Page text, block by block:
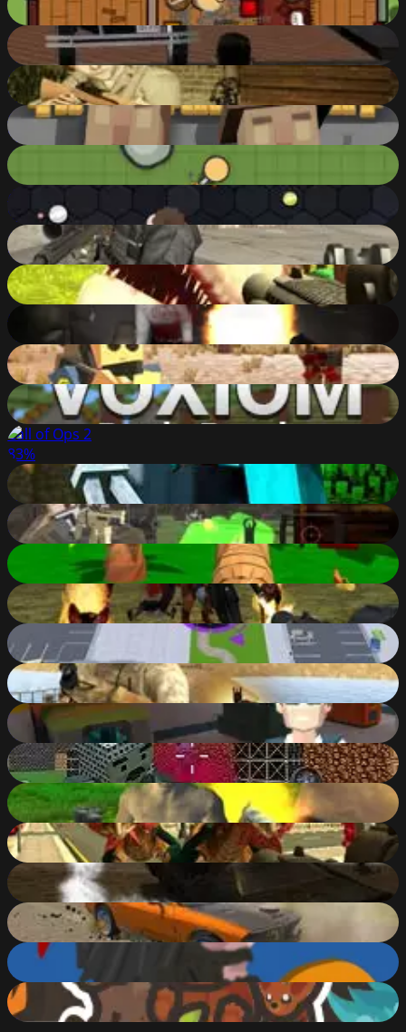
85
Downtown 1930s
10
WWII - Medal of Valor
83
%
Krunker.io
87
ZombsRoyale.io
87
EvoWars.io
83
Masked Forces Unlimited
90%
Dinosaur Hunter Dino City
74%
Let's Kill Jeff The Killer: Abandoned
73
Blocky Battle Royale
86%
Voxiom.io - Voxel Shooter Featuring Battle Royale!
90%
Call of Ops 2
83%
Block World
81
Extreme Pixel Gun Apocalypse 3
89%
Tiger Simulator 3D
87
Realistic Zombie Survival Warfare
90%
Hole.io
86%
Rush Team
82%
POLYBLICY
88
%
Shooting Blocky Combat Swat GunGame Survival
89%
Survival Simulator
74%
Monster Hunting City Shooting
64
Drift Z
77
Xtreme Demolition Arena Derby
89 %
Short Life 2
83
Taming.io
90%